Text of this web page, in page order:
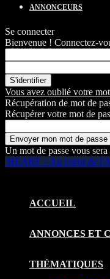
ANNONCEURS
Se connecter
Bienvenue ! Connectez-
Vous avez oublié votre
Récupération de mot de
Récupérer votre mot de
Un mot de passe vous
HEART – Au coeur de
ACCUEIL
ANNONCES ET
THÉMATIQUES